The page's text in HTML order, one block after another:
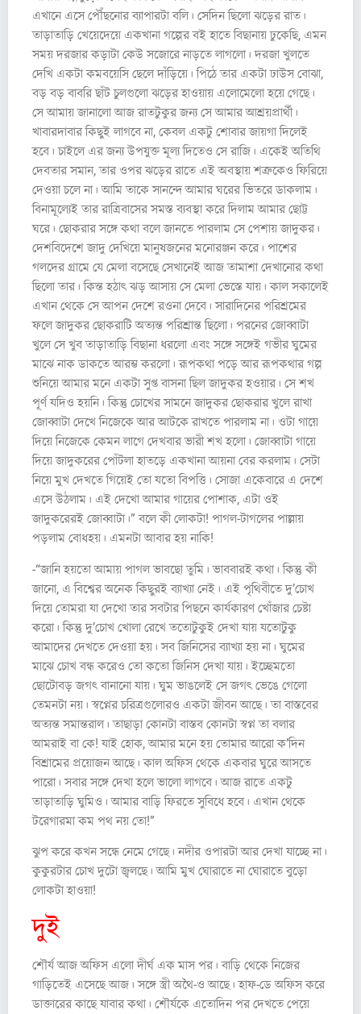
এখানে এসে পৌঁছনোর ব্যাপারটা বলি। সেদিন ছিলো ঝড়ের রাত।
তাড়াতাড়ি খেয়েদেয়ে একখানা গল্পের বই হাতে বিছানায় ঢুকেছি, এমন
সময় দরজার কড়াটা কেউ সজোরে নাড়তে লাগলো। দরজা খুলতে
দেখি একটা কমবয়েসি ছেলে দাঁড়িয়ে। পিঠে তার একটা ঢাউস বোঝা,
বড় বড় বাবরি ছাঁট চুলগুলো ঝড়ের হাওয়ায় এলোমেলো হয়ে গেছে।
সে আমায় জানালো আজ রাতটুকুর জন্য সে আমার আশ্রয়প্রার্থী।
খাবারদাবার কিছুই লাগবে না, কেবল একটু শোবার জায়গা দিলেই
হবে। চাইলে এর জন্য উপযুক্ত মূল্য দিতেও সে রাজি। একেই অতিথি
দেবতার সমান, তার ওপর ঝড়ের রাতে এই অবস্থায় শত্রুকেও ফিরিয়ে
দেওয়া চলে না। আমি তাকে সানন্দে আমার ঘরের ভিতরে ডাকলাম।
বিনামূল্যেই তার রাত্রিবাসের সমস্ত ব্যবস্থা করে দিলাম আমার ছোট্ট
ঘরে। ছোকরার সঙ্গে কথা বলে জানতে পারলাম সে পেশায় জাদুকর।
দেশবিদেশে জাদু দেখিয়ে মানুষজনের মনোরঞ্জন করে। পাশের
গলদের গ্রামে যে মেলা বসেছে সেখানেই আজ তামাশা দেখানোর কথা
ছিলো তার। কিন্ত হঠাৎ ঝড় আসায় সে মেলা ভেস্তে যায়। কাল সকালেই
এখান থেকে সে আপন দেশে রওনা দেবে। সারাদিনের পরিশ্রমের
ফলে জাদুকর ছোকরাটি অত্যন্ত পরিশ্রান্ত ছিলো। পরনের জোব্বাটা
খুলে সে খুব তাড়াতাড়ি বিছানা ধরলো এবং সঙ্গে সঙ্গেই গভীর ঘুমের
মাঝে নাক ডাকতে আরম্ভ করলো। রূপকথা পড়ে আর রূপকথার গল্প
শুনিয়ে আমার মনে একটা সুপ্ত বাসনা ছিল জাদুকর হওয়ার। সে শখ
পূর্ণ যদিও হয়নি। কিন্তু চোখের সামনে জাদুকর ছোকরার খুলে রাখা
জোব্বাটা দেখে নিজেকে আর আটকে রাখতে পারলাম না। ওটা গায়ে
দিয়ে নিজেকে কেমন লাগে দেখবার ভারী শখ হলো। জোব্বাটা গায়ে
দিয়ে জাদুকরের পোঁটলা হাতড়ে একখানা আয়না বের করলাম। সেটা
নিয়ে মুখ দেখতে গিয়েই তো যতো বিপত্তি। সোজা একেবারে এ দেশে
এসে উঠলাম। এই দেখো আমার গায়ের পোশাক, এটা ওই
জাদুকরেরই জোব্বাটা।” বলে কী লোকটা! পাগল-টাগলের পাল্লায়
পড়লাম বোধহয়। এমনটা আবার হয় নাকি!
-“জানি হয়তো আমায় পাগল ভাবছো তুমি। ভাববারই কথা। কিন্তু কী
জানো, এ বিশ্বের অনেক কিছুরই ব্যাখ্যা নেই। এই পৃথিবীতে দু’চোখ
দিয়ে তোমরা যা দেখো তার সবটার পিছনে কার্যকারণ খোঁজার চেষ্টা
করো। কিন্তু দু’চোখ খোলা রেখে ততোটুকুই দেখা যায় যতোটুকু
আমাদের দেখতে দেওয়া হয়। সব জিনিসের ব্যাখ্যা হয় না। ঘুমের
মাঝে চোখ বন্ধ করেও তো কতো জিনিস দেখা যায়। ইচ্ছেমতো
ছোটোবড় জগৎ বানানো যায়। ঘুম ভাঙলেই সে জগৎ ভেঙে গেলো
তেমনটা নয়। স্বপ্নের চরিত্রগুলোরও একটা জীবন আছে। তা বাস্তবের
অত্যন্ত সমান্তরাল। তাছাড়া কোনটা বাস্তব কোনটা স্বপ্ন তা বলার
আমরাই বা কে! যাই হোক, আমার মনে হয় তোমার আরো ক’দিন
বিশ্রামের প্রয়োজন আছে। কাল অফিস থেকে একবার ঘুরে আসতে
পারো। সবার সঙ্গে দেখা হলে ভালো লাগবে। আজ রাতে একটু
তাড়াতাড়ি ঘুমিও। আমার বাড়ি ফিরতে সুবিধে হবে। এখান থেকে
টরেগারমা কম পথ নয় তো!”
ঝুপ করে কখন সন্ধে নেমে গেছে। নদীর ওপারটা আর দেখা যাচ্ছে না।
কুকুরটার চোখ দুটো জ্বলছে। আমি মুখ ঘোরাতে না ঘোরাতে বুড়ো
লোকটা হাওয়া!
দুই
শৌর্য আজ অফিস এলো দীর্ঘ এক মাস পর। বাড়ি থেকে নিজের
গাড়িতেই এসেছে আজ। সঙ্গে স্ত্রী অথৈ-ও আছে। হাফ-ডে অফিস করে
ডাক্তারের কাছে যাবার কথা। শৌর্যকে এতোদিন পর দেখতে পেয়ে